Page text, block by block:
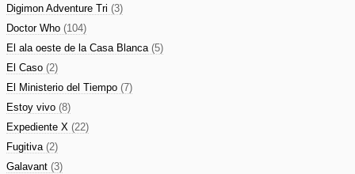
Digimon Adventure Tri (3)
Doctor Who (104)
El ala oeste de la Casa Blanca (5)
El Caso (2)
El Ministerio del Tiempo (7)
Estoy vivo (8)
Expediente X (22)
Fugitiva (2)
Galavant (3)